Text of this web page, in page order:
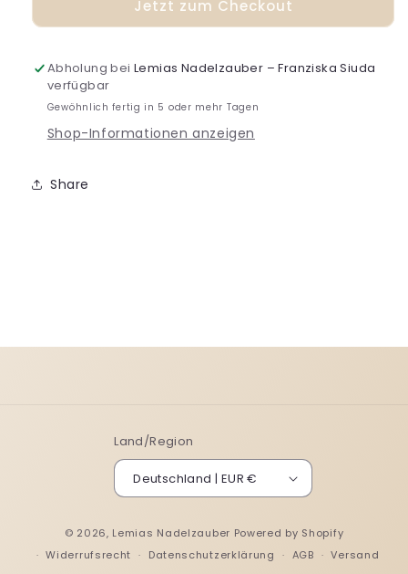
Jetzt zum Checkout
Abholung bei Lemias Nadelzauber – Franziska Siuda
verfügbar
Gewöhnlich fertig in 5 oder mehr Tagen
Shop-Informationen anzeigen
Share
Land/Region
Deutschland | EUR €
© 2026, Lemias Nadelzauber Powered by Shopify
Widerrufsrecht
Datenschutzerklärung AGB Versand